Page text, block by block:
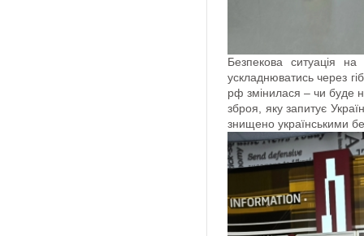
Безпекова ситуація на
ускладнюватись через
рф змінилася – чи буде
зброя, яку запитує
знищено українськими